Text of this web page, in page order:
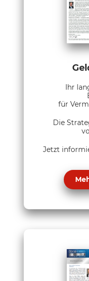
Ihr
für
Die
Jetzt